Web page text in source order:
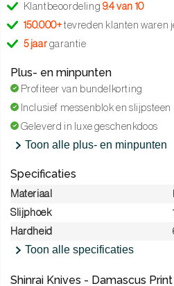
Klantbeoordeling 9.4 van 10
150.000+tevreden klanten waren
5 jaar garantie
Plus- en minpunten
Profiteer van bundelkorting
Inclusief messenblok en slijpsteen
Geleverd in luxe geschenkdoos
Toon alle plus- en minpunten
Specificaties
Materiaal
Slijphoek
Hardheid
Toon alle specificaties
Shinrai Knives - Damascus